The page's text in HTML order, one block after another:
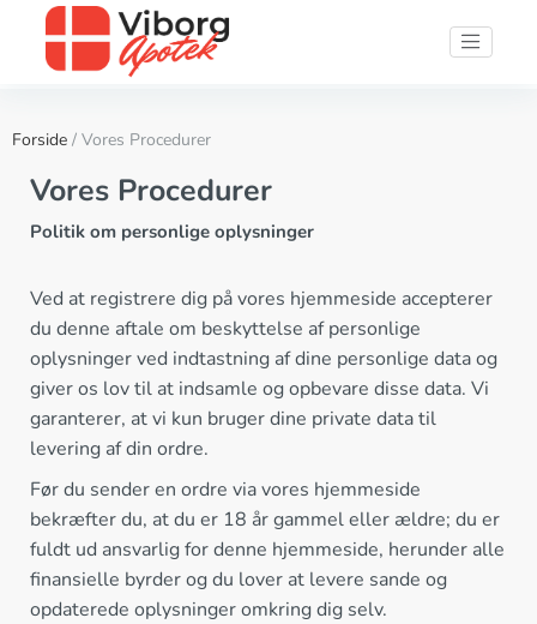
Forside / Vores Procedurer
Vores Procedurer
Politik om personlige oplysninger
Ved at registrere dig på vores hjemmeside accepterer
du denne aftale om beskyttelse af personlige
oplysninger ved indtastning af dine personlige data og
giver os lov til at indsamle og opbevare disse data. Vi
garanterer, at vi kun bruger dine private data til
levering af din ordre.
Før du sender en ordre via vores hjemmeside
bekræfter du, at du er 18 år gammel eller ældre; du er
fuldt ud ansvarlig for denne hjemmeside, herunder alle
finansielle byrder og du lover at levere sande og
opdaterede oplysninger omkring dig selv.